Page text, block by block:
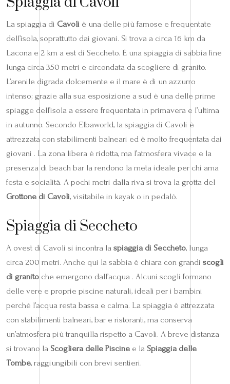
La spiaggia di Cavoli è una delle più famose e frequentate
dell’isola, soprattutto dai giovani. Si trova a circa 16 km da
Lacona e 2 km a est di Seccheto. È una spiaggia di sabbia fine
lunga circa 350 metri e circondata da scogliere di granito.
L’arenile digrada dolcemente e il mare è di un azzurro
intenso; grazie alla sua esposizione a sud è una delle prime
spiagge dell’isola a essere frequentata in primavera e l’ultima
in autunno. Secondo Elbaworld, la spiaggia di Cavoli è
attrezzata con stabilimenti balneari ed è molto frequentata dai
giovani . La zona libera è ridotta, ma l’atmosfera vivace e la
presenza di beach bar la rendono la meta ideale per chi ama
festa e socialità. A pochi metri dalla riva si trova la grotta del
Grottone di Cavoli, visitabile in kayak o in pedalò.
Spiaggia di Seccheto
A ovest di Cavoli si incontra la spiaggia di Seccheto, lunga
circa 200 metri. Anche qui la sabbia è chiara con grandi scogli
di granito che emergono dall’acqua . Alcuni scogli formano
delle vere e proprie piscine naturali, ideali per i bambini
perché l’acqua resta bassa e calma. La spiaggia è attrezzata
con stabilimenti balneari, bar e ristoranti, ma conserva
un’atmosfera più tranquilla rispetto a Cavoli. A breve distanza
si trovano la Scogliera delle Piscine e la Spiaggia delle
Tombe, raggiungibili con brevi sentieri.